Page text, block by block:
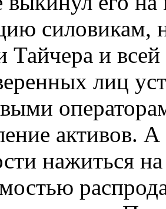
силовикам,
Тайчера и
лиц
активов.
нажиться на